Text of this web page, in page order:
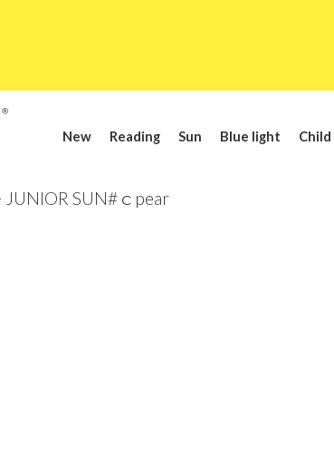
New Reading Sun Blue light Child
JUNIOR SUN#ｃpear